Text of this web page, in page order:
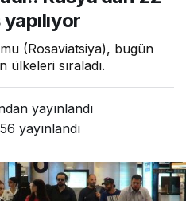
(Rosaviatsiya), bugün
ülkeleri sıraladı.
yayınlandı
yayınlandı